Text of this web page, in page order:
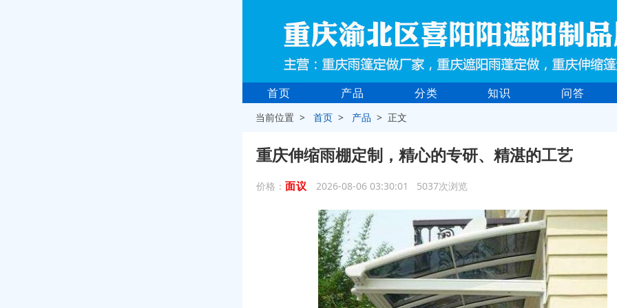
首页 产品 分类 知识 问答
当前位置 >首页 > 产品 > 正文
重庆伸缩雨棚定制，精心的专研、精湛的工艺
价格： 面议 2026-08-06 03:30:01 5037次浏览